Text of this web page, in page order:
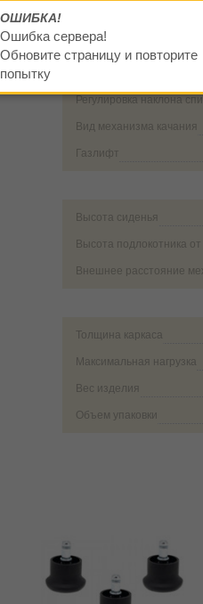
Регулировка наклона
Вид механизма качания
Газлифт
Высота сиденья
Высота подлокотника
Внешнее расстояние
Толщина каркаса
Максимальная нагрузка
Вес изделия
Объем упаковки
ОШИБКА!
Ошибка сервера!
Обновите страницу и повторите
попытку